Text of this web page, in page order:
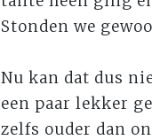
Stonden we
Nu kan dat dus
een paar lekker
zelfs ouder dan